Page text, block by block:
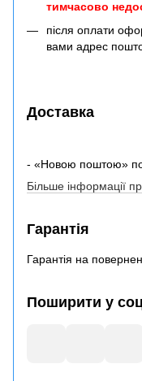
тимчасово
після оплати
вами адрес
Доставка
- «Новою поштою» по
Більше інформації
Гарантія
Гарантія на
Поширити у